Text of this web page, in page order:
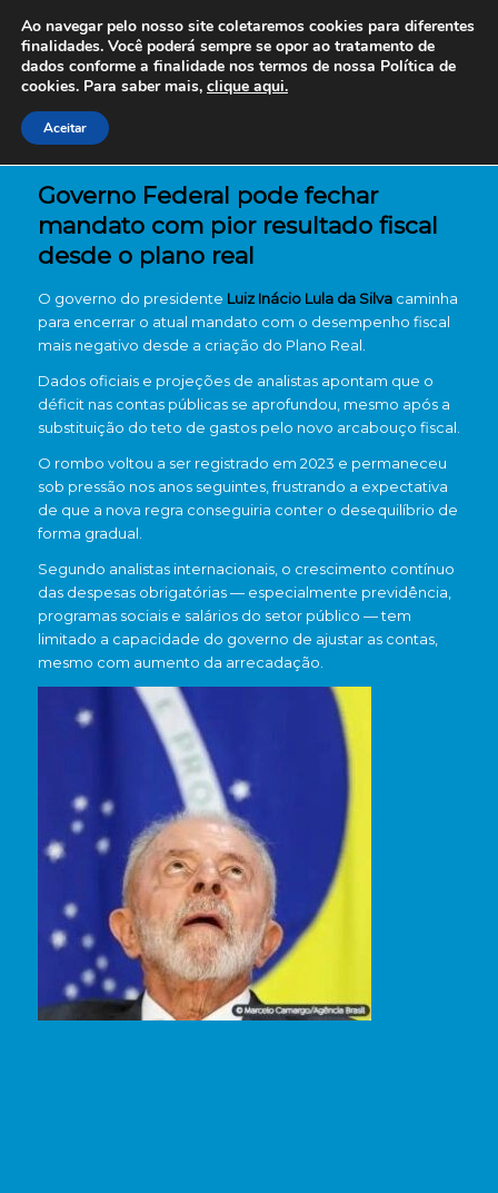
Governo Federal pode fechar
mandato com pior resultado fiscal
desde o plano real
O governo do presidente Luiz Inácio Lula da Silvacaminha
para encerrar o atual mandato com o desempenho fiscal
mais negativo desde a criação do Plano Real.
Dados oficiais e projeções de analistas apontam que o
déficit nas contas públicas se aprofundou, mesmo após a
substituição do teto de gastos pelo novo arcabouço fiscal.
O rombo voltou a ser registrado em 2023 e permaneceu
sob pressão nos anos seguintes, frustrando a expectativa
de que a nova regra conseguiria conter o desequilíbrio de
forma gradual.
Segundo analistas internacionais, o crescimento contínuo
das despesas obrigatórias — especialmente previdência,
programas sociais e salários do setor público — tem
limitado a capacidade do governo de ajustar as contas,
mesmo com aumento da arrecadação.
Ao navegar pelo nosso site coletaremos cookies para diferentes
finalidades. Você poderá sempre se opor ao tratamento de
dados conforme a finalidade nos termos de nossa Política de
cookies. Para saber mais, clique aqui.
Aceitar